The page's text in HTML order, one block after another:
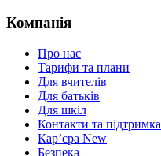
Компанія
Про нас
Тарифи та плани
Для вчителів
Для батьків
Для шкіл
Контакти та підтримка
Кар’єра New
Безпека